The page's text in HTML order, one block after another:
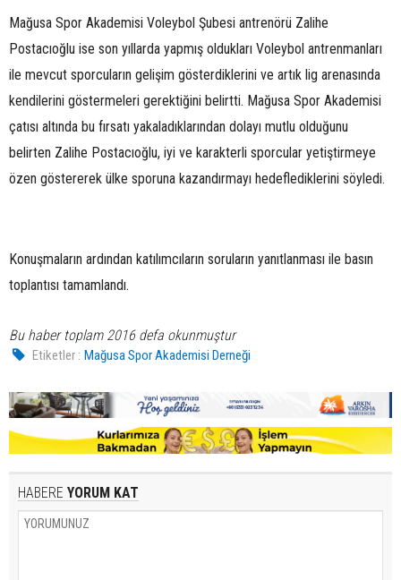
Mağusa Spor Akademisi Voleybol Şubesi antrenörü Zalihe
Postacıoğlu ise son yıllarda yapmış oldukları Voleybol antrenmanları
ile mevcut sporcuların gelişim gösterdiklerini ve artık lig arenasında
kendilerini göstermeleri gerektiğini belirtti. Mağusa Spor Akademisi
çatısı altında bu fırsatı yakaladıklarından dolayı mutlu olduğunu
belirten Zalihe Postacıoğlu, iyi ve karakterli sporcular yetiştirmeye
özen göstererek ülke sporuna kazandırmayı hedeflediklerini söyledi.
Konuşmaların ardından katılımcıların soruların yanıtlanması ile basın
toplantısı tamamlandı.
Bu haber toplam 2016 defa okunmuştur
Etiketler : Mağusa Spor Akademisi Derneği
HABERE YORUM KAT